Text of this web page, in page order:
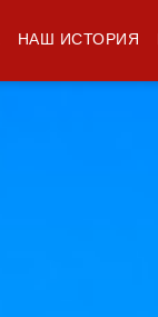
НАШ ИСТОРИЯ